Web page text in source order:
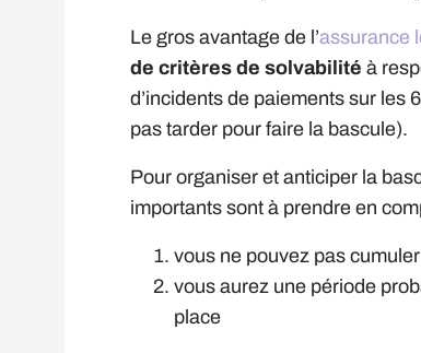
Le gros avantage de l’assurance
de critères de solvabilité à
d’incidents de paiements sur les
pas tarder pour faire la bascule).
Pour organiser et anticiper la
importants sont à prendre en
vous ne pouvez pas
vous aurez une période
place